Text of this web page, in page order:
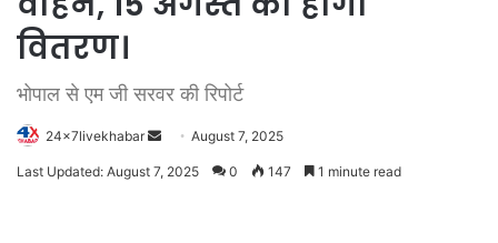
वितरण।
भोपाल से एम जी सरवर की रिपोर्ट
24x7livekhabar
SendAugust 7, 2025
Last Updated: August 7, 2025 0 147 1 minute read